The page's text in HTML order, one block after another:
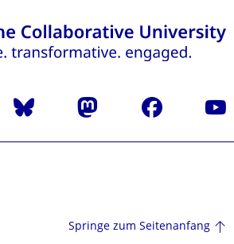
Bluesky Mastodon Facebook
Springe zum Seitenanfang